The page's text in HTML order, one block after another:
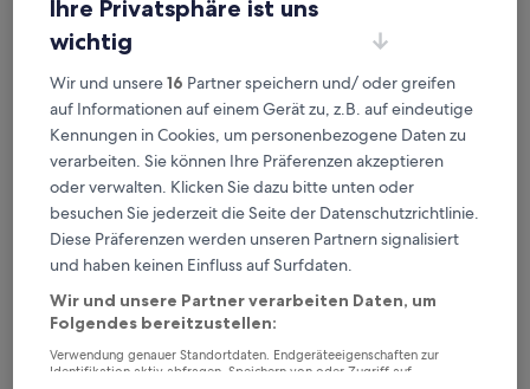
Kostenlose Stornierung bei
Planänderungen
Verdiene Prämien für jede
wahrgenommene Übernachtung
Mehr sparen mit Preisen für Mitglieder
Überprüfe die Preise für diese Daten
Heute
Morgen
Ihre Privatsphäre ist uns
wichtig
Wir und unsere16 Partner speichern und/ oder greifen
auf Informationen auf einem Gerät zu, z.B. auf eindeutige
Kennungen in Cookies, um personenbezogene Daten zu
verarbeiten. Sie können Ihre Präferenzen akzeptieren
oder verwalten. Klicken Sie dazu bitte unten oder
besuchen Sie jederzeit die Seite der Datenschutzrichtlinie.
Diese Präferenzen werden unseren Partnern signalisiert
und haben keinen Einfluss auf Surfdaten.
Wir und unsere Partner verarbeiten Daten, um
Folgendes bereitzustellen:
Verwendung genauer Standortdaten. Endgeräteeigenschaften zur
Identifikation aktiv abfragen. Speichern von oder Zugriff auf